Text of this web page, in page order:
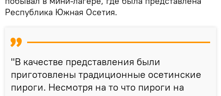
Республика Южная Осетия.
"В качестве представления были
приготовлены традиционные осетинские
пироги. Несмотря на то что пироги на